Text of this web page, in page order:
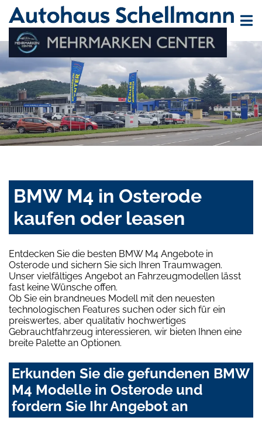
BMW M4 in Osterode
kaufen oder leasen
Entdecken Sie die besten BMW M4 Angebote in
Osterode und sichern Sie sich Ihren Traumwagen.
Unser vielfältiges Angebot an Fahrzeugmodellen lässt
fast keine Wünsche offen.
Ob Sie ein brandneues Modell mit den neuesten
technologischen Features suchen oder sich für ein
preiswertes, aber qualitativ hochwertiges
Gebrauchtfahrzeug interessieren, wir bieten Ihnen eine
breite Palette an Optionen.
Erkunden Sie die gefundenen BMW
M4 Modelle in Osterode und
fordern Sie Ihr Angebot an